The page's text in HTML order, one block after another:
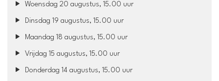
Woensdag 20 augustus, 15.00 uur
Dinsdag 19 augustus, 15.00 uur
Maandag 18 augustus, 15.00 uur
Vrijdag 15 augustus, 15.00 uur
Donderdag 14 augustus, 15.00 uur